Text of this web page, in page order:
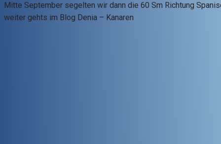
Mitte September segelten wir dann die 60 Sm Richtung
weiter gehts im Blog Denia – Kanaren